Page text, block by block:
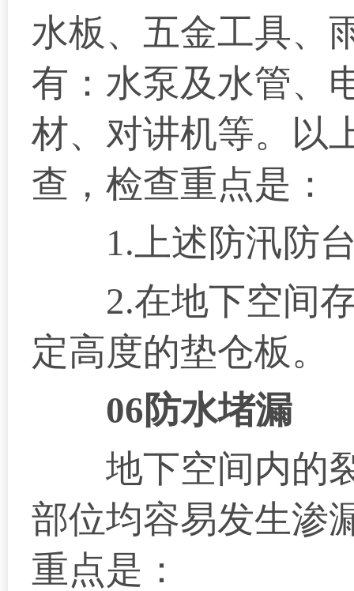
水板、五金工具、
有：水泵及水管、
材、对讲机等。以
查，检查重点是：
1.上述防汛防台
2.在地下空间存
定高度的垫仓板。
06防水堵漏
地下空间内的裂
部位均容易发生渗
重点是：